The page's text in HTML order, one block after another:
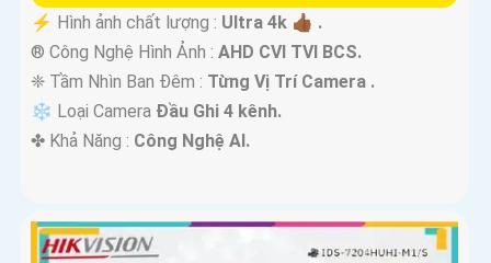
️⚡ Hình ảnh chất lượng : Ultra 4k 👍🏾 .
®️ Công Nghệ Hình Ảnh : AHD CVI TVI BCS.
❈ Tầm Nhìn Ban Đêm : Từng Vị Trí Camera .
❄ Loại Camera Đầu Ghi 4 kênh.
️✤ Khả Năng : Công Nghệ AI.